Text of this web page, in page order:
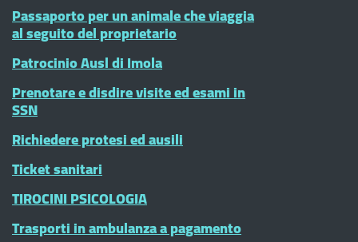
Passaporto per un animale che viaggia
al seguito del proprietario
Patrocinio Ausl di Imola
Prenotare e disdire visite ed esami in
SSN
Richiedere protesi ed ausili
Ticket sanitari
TIROCINI PSICOLOGIA
Trasporti in ambulanza a pagamento